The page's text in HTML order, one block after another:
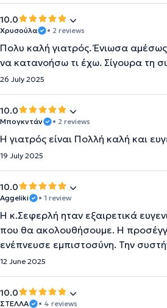
10.0
Χρυσούλα • 2 reviews
Πολυ καλή γιατρός. Ένιωσα
να κατανοήσω τι έχω. Σίγουρα τη
26 July 2025
10.0
Μπογκντάν • 2 reviews
Η γιατρός είναι Πολλή καλή και
19 July 2025
10.0
Aggeliki • 1 review
Η κ.Σεφερλή ηταν εξαιρετικά
που θα ακολουθήσουμε. Η
ενέπνευσε εμπιστοσύνη. Την
12 June 2025
10.0
ΣΤΕΛΛΑ • 4 reviews